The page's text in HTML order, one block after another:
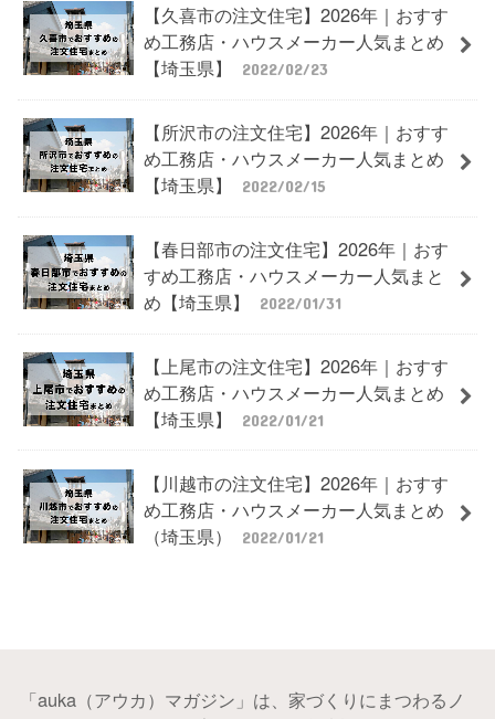
【久喜市の注文住宅】2026年｜おすす
め工務店・ハウスメーカー人気まとめ
【埼玉県】
2022/02/23
【所沢市の注文住宅】2026年｜おすす
め工務店・ハウスメーカー人気まとめ
【埼玉県】
2022/02/15
【春日部市の注文住宅】2026年｜おす
すめ工務店・ハウスメーカー人気まと
め【埼玉県】
2022/01/31
【上尾市の注文住宅】2026年｜おすす
め工務店・ハウスメーカー人気まとめ
【埼玉県】
2022/01/21
【川越市の注文住宅】2026年｜おすす
め工務店・ハウスメーカー人気まとめ
（埼玉県）
2022/01/21
「auka（アウカ）マガジン」は、家づくりにまつわるノ